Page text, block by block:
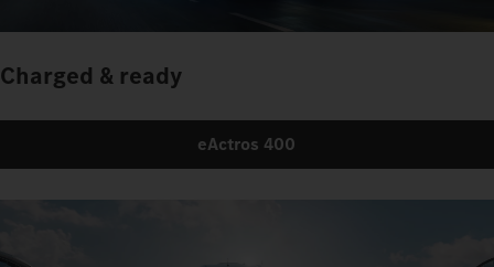
Charged & ready
eActros 400